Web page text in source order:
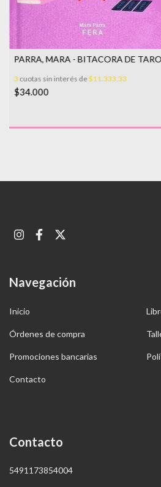
PARRA, MARA - BITACORA DE
3cuotas sin interés de$11.333,33
$34.000
Navegación
Inicio
Órdenes de compra
Promociones bancarias
Contacto
Contacto
5491173854004